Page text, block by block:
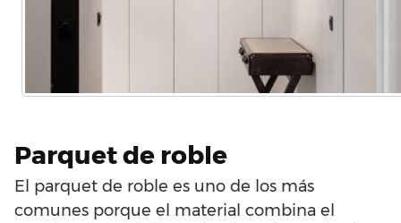
Parquet de roble
El parquet de roble es uno de los más
comunes porque el material combina el